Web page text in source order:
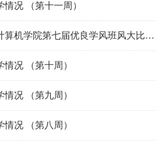
况 （第十一周）
关于开展中南大学计算机学院第七届优良学风班风大比拼暨三十佳评比活动的通知
况 （第十周）
况 （第九周）
况 （第八周）